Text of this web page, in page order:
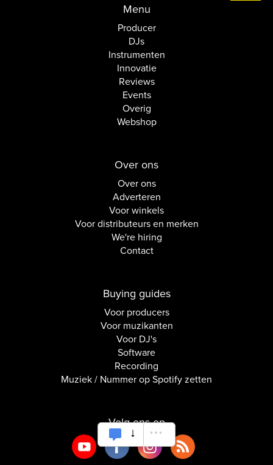
Menu
Producer
DJs
Instrumenten
Innovatie
Reviews
Events
Overig
Webshop
Over ons
Over ons
Adverteren
Voor winkels
Voor distributeurs en merken
We're hiring
Contact
Buying guides
Voor producers
Voor muzikanten
Voor DJ's
Software
Recording
Muziek / Nummer op Spotify zetten
Volg ons op